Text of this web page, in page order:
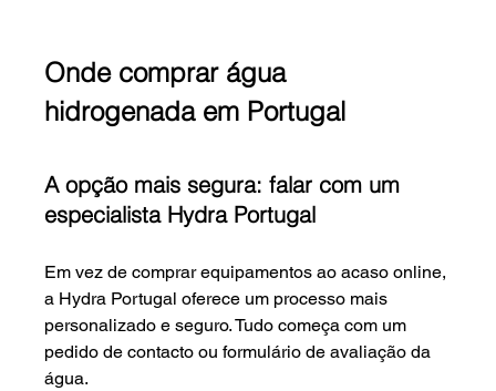
Onde comprar água
hidrogenada em Portugal
A opção mais segura: falar com um
especialista Hydra Portugal
Em vez de comprar equipamentos ao acaso online,
a Hydra Portugal oferece um processo mais
personalizado e seguro. Tudo começa com um
pedido de contacto ou formulário de avaliação da
água.